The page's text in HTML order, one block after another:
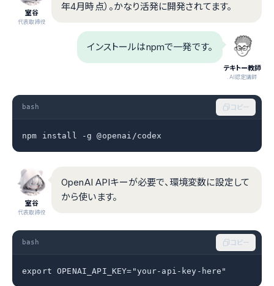
室谷
代表取締役
年4月時点）。かなり活発に開発されてます。
テキトー教師
.AI認定講師
インストールはnpmで一発です。
bash コピー
npm install -g @openai/codex
室谷
代表取締役
OpenAI APIキーが必要で、環境変数に設定して
から使います。
bash コピー
export OPENAI_API_KEY="your-api-key-here"